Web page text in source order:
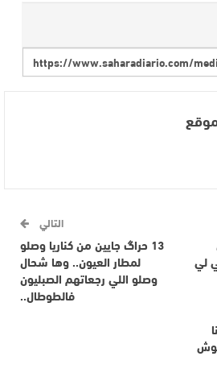
لي
التالي
13 حراگ جايين من كناريا وصلو
لمطار العيون.. وها شحال
وصلو اللي رجعاتهم الصبليون
فالطوطال..